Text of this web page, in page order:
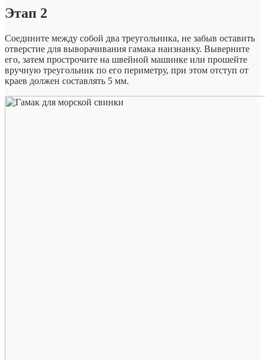
Этап 2
Соедините между собой два треугольника, не забыв оставить
отверстие для выворачивания гамака наизнанку. Выверните
его, затем прострочите на швейной машинке или прошейте
вручную треугольник по его периметру, при этом отступ от
краев должен составлять 5 мм.